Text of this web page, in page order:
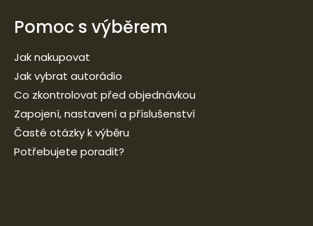
Pomoc s výběrem
Jak nakupovat
Jak vybrat autorádio
Co zkontrolovat před objednávkou
Zapojení, nastavení a příslušenství
Časté otázky k výběru
Potřebujete poradit?